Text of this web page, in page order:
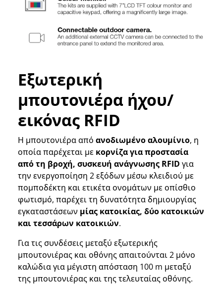
Εξωτερική
μπουτονιέρα ήχου/
εικόνας RFID
Η μπουτονιέρα από ανοδιωμένο αλουμίνιο, η
οποία παρέχεται με κορνίζα για προστασία
από τη βροχή, συσκευή ανάγνωσης RFID για
την ενεργοποίηση 2 εξόδων μέσω κλειδιού με
πομποδέκτη και ετικέτα ονομάτων με οπίσθιο
φωτισμό, παρέχει τη δυνατότητα δημιουργίας
εγκαταστάσεων μίας κατοικίας, δύο κατοικιών
και τεσσάρων κατοικιών.
Για τις συνδέσεις μεταξύ εξωτερικής
μπουτονιέρας και οθόνης απαιτούνται 2 μόνο
καλώδια για μέγιστη απόσταση 100 m μεταξύ
της μπουτονιέρας και της τελευταίας οθόνης.